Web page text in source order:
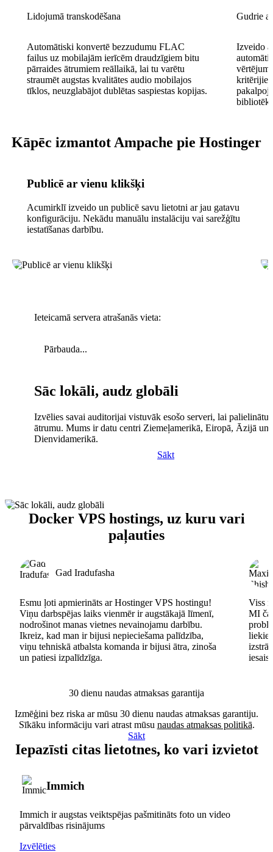
Lidojumā transkodēšana
Automātiski konvertē bezzudumu FLAC
failus uz mobilajām ierīcēm draudzīgiem bitu
pārraides ātrumiem reāllaikā, lai tu varētu
straumēt augstas kvalitātes audio mobilajos
tīklos, neuzglabājot dublētas saspiestas kopijas.
Gudrie
Izveido
Kāpēc izmantot Ampache pie Hostinger
Publicē ar vienu klikšķi
Acumirklī izveido un publicē savu lietotni ar jau gatavu
konfigurāciju. Nekādu manuālu instalāciju vai sarežģītu
iestatīšanas darbību.
Ieteicamā servera atrašanās vieta:
Pārbauda...
Sāc lokāli, audz globāli
Izvēlies savai auditorijai vistuvāk esošo serveri, lai palielinātu
ātrumu. Mums ir datu centri Ziemeļamerikā, Eiropā, Āzijā un
Dienvidamerikā.
Sākt
Docker VPS hostings, uz kuru vari
paļauties
Gad Iradufasha
Esmu ļoti apmierināts ar Hostinger VPS hostingu!
Viņu darbspējas laiks vienmēr ir augstākajā līmenī,
nodrošinot manas vietnes nevainojamu darbību.
Ikreiz, kad man ir bijusi nepieciešama palīdzība,
viņu tehniskā atbalsta komanda ir bijusi ātra, zinoša
un patiesi izpalīdzīga.
Viss
MI
30 dienu naudas atmaksas garantija
Izmēģini bez riska ar mūsu 30 dienu naudas atmaksas garantiju.
Sīkāku informāciju vari atrast mūsu naudas atmaksas politikā.
Sākt
Iepazīsti citas lietotnes, ko vari izvietot
Immich
Immich ir augstas veiktspējas pašmitināts foto un video
pārvaldības risinājums
Izvēlēties